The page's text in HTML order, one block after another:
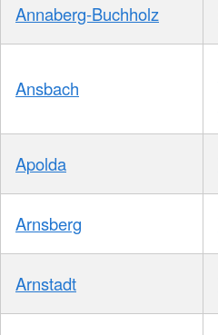
Annaberg-Buchholz
Ansbach
Apolda
Arnsberg
Arnstadt